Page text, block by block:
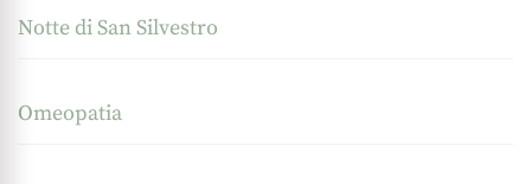
Notte di San Silvestro
Omeopatia